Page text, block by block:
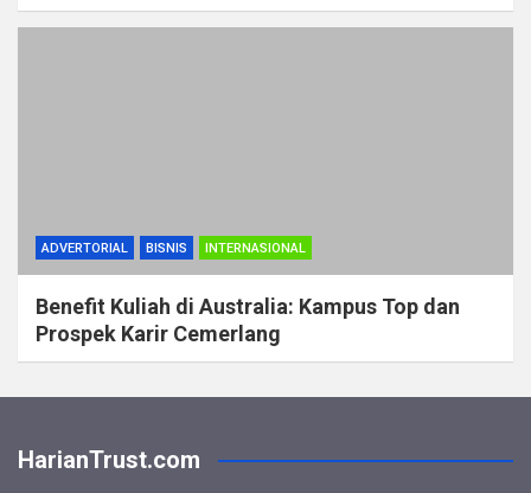
ADVERTORIAL BISNIS INTERNASIONAL
Benefit Kuliah di Australia: Kampus Top dan
Prospek Karir Cemerlang
HarianTrust.com